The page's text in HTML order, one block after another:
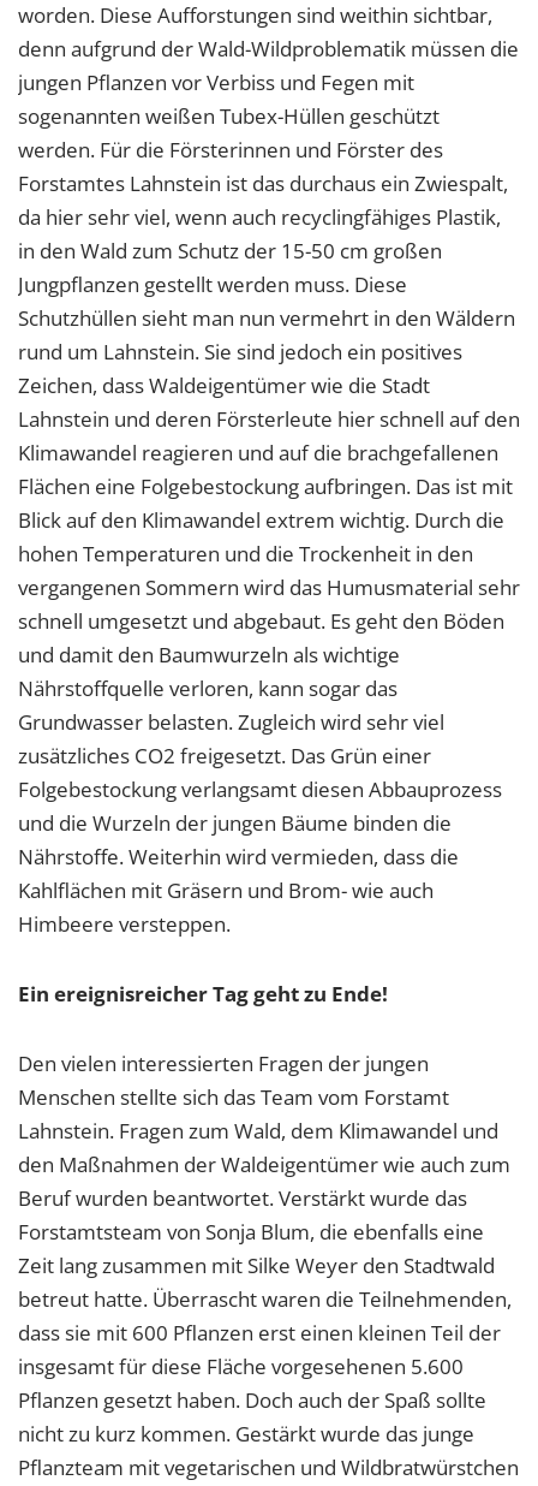
worden. Diese Aufforstungen sind weithin sichtbar,
denn aufgrund der Wald-Wildproblematik müssen die
jungen Pflanzen vor Verbiss und Fegen mit
sogenannten weißen Tubex-Hüllen geschützt
werden. Für die Försterinnen und Förster des
Forstamtes Lahnstein ist das durchaus ein Zwiespalt,
da hier sehr viel, wenn auch recyclingfähiges Plastik,
in den Wald zum Schutz der 15-50 cm großen
Jungpflanzen gestellt werden muss. Diese
Schutzhüllen sieht man nun vermehrt in den Wäldern
rund um Lahnstein. Sie sind jedoch ein positives
Zeichen, dass Waldeigentümer wie die Stadt
Lahnstein und deren Försterleute hier schnell auf den
Klimawandel reagieren und auf die brachgefallenen
Flächen eine Folgebestockung aufbringen. Das ist mit
Blick auf den Klimawandel extrem wichtig. Durch die
hohen Temperaturen und die Trockenheit in den
vergangenen Sommern wird das Humusmaterial sehr
schnell umgesetzt und abgebaut. Es geht den Böden
und damit den Baumwurzeln als wichtige
Nährstoffquelle verloren, kann sogar das
Grundwasser belasten. Zugleich wird sehr viel
zusätzliches CO2 freigesetzt. Das Grün einer
Folgebestockung verlangsamt diesen Abbauprozess
und die Wurzeln der jungen Bäume binden die
Nährstoffe. Weiterhin wird vermieden, dass die
Kahlflächen mit Gräsern und Brom- wie auch
Himbeere versteppen.
Ein ereignisreicher Tag geht zu Ende!
Den vielen interessierten Fragen der jungen
Menschen stellte sich das Team vom Forstamt
Lahnstein. Fragen zum Wald, dem Klimawandel und
den Maßnahmen der Waldeigentümer wie auch zum
Beruf wurden beantwortet. Verstärkt wurde das
Forstamtsteam von Sonja Blum, die ebenfalls eine
Zeit lang zusammen mit Silke Weyer den Stadtwald
betreut hatte. Überrascht waren die Teilnehmenden,
dass sie mit 600 Pflanzen erst einen kleinen Teil der
insgesamt für diese Fläche vorgesehenen 5.600
Pflanzen gesetzt haben. Doch auch der Spaß sollte
nicht zu kurz kommen. Gestärkt wurde das junge
Pflanzteam mit vegetarischen und Wildbratwürstchen